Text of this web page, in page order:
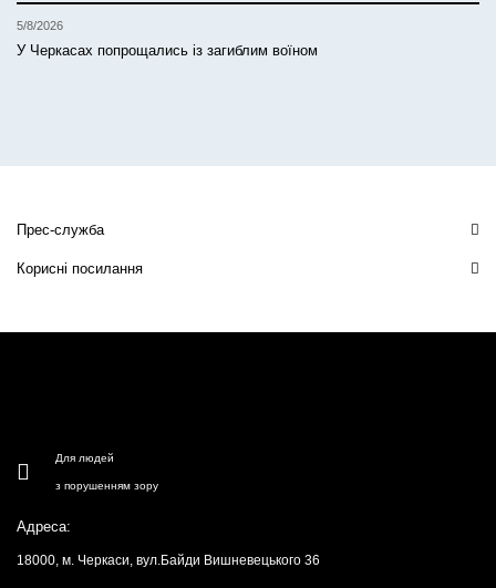
5/8/2026
У Черкасах попрощались із загиблим воїном
Прес-служба
Корисні посилання
Для людей
з порушенням зору
Адреса:
18000, м. Черкаси, вул.Байди Вишневецького 36